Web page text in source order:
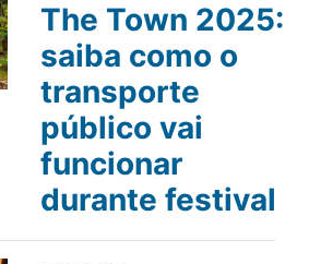
The Town 2025:
saiba como o
transporte
público vai
funcionar
durante festival